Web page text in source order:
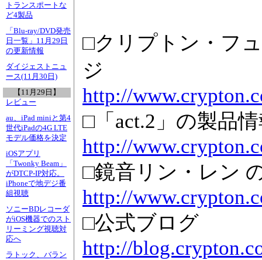
トランスポートな
ど4製品
「Blu-ray/DVD発売
日一覧」11月29日
の更新情報
ダイジェストニュ
ース(11月30日)
【11月29日】
レビュー
au、iPad miniと第4
世代iPadの4G LTE
モデル価格を決定
iOSアプリ
「Twonky Beam」
がDTCP-IP対応。
iPhoneで地デジ番
組視聴
ソニーBDレコーダ
がiOS機器でのスト
リーミング視聴対
応へ
ラトック、バラン
□クリプトン・フ
ジ
http://
□「act.2」の製品
http://
□鏡音リン・レン
http://
□公式ブログ
http://